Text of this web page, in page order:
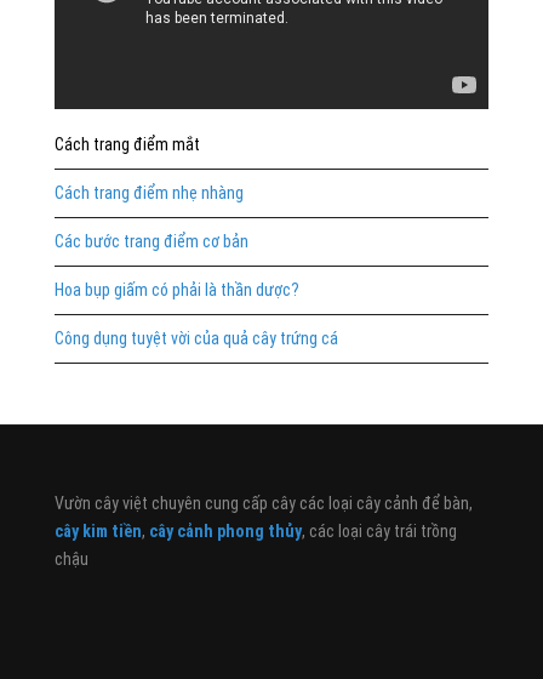
Cách trang điểm mắt
Cách trang điểm nhẹ nhàng
Các bước trang điểm cơ bản
Hoa bụp giấm có phải là thần dược?
Công dụng tuyệt vời của quả cây trứng cá
Vườn cây việt chuyên cung cấp cây các loại cây cảnh để bàn,
cây kim tiền, cây cảnh phong thủy, các loại cây trái trồng
chậu